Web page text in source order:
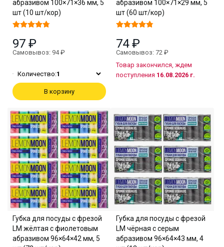
абразивом 100×71×36 мм, 5
шт (10 шт/кор)
97 ₽
Самовывоз: 94 ₽
Количество:1
В корзину
абразивом 100×71×29 мм, 5
шт (60 шт/кор)
74 ₽
Самовывоз: 72 ₽
Товар закончился, ждем
поступления 16.08.2026 г.
Губка для посуды с фрезой
LM жёлтая с фиолетовым
абразивом 96×64×42 мм, 5
Губка для посуды с фрезой
LM чёрная с серым
абразивом 96×64×43 мм, 4